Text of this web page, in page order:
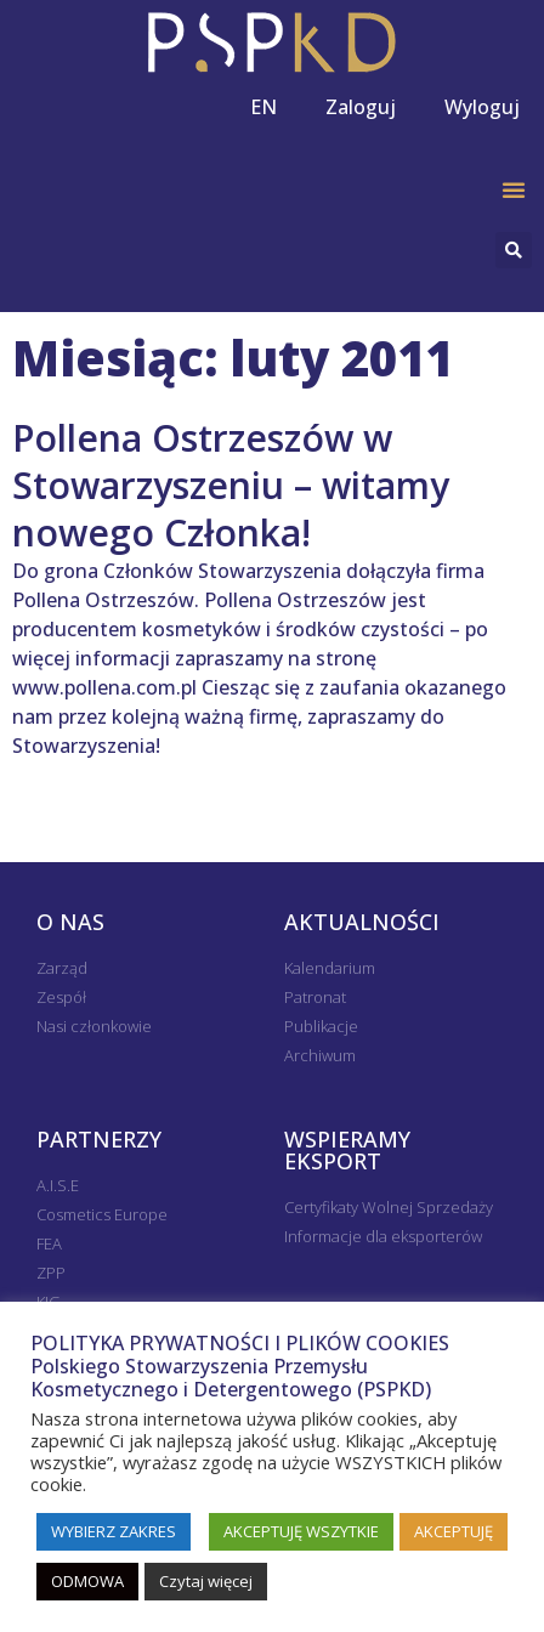
EN Zaloguj Wyloguj
Miesiąc: luty 2011
Pollena Ostrzeszów w
Stowarzyszeniu – witamy
nowego Członka!
Do grona Członków Stowarzyszenia dołączyła firma
Pollena Ostrzeszów. Pollena Ostrzeszów jest
producentem kosmetyków i środków czystości – po
więcej informacji zapraszamy na stronę
www.pollena.com.pl Ciesząc się z zaufania okazanego
nam przez kolejną ważną firmę, zapraszamy do
Stowarzyszenia!
O NAS
Zarząd
Zespół
Nasi członkowie
AKTUALNOŚCI
Kalendarium
Patronat
Publikacje
Archiwum
PARTNERZY
A.I.S.E
Cosmetics Europe
FEA
ZPP
KIG
WSPIERAMY
EKSPORT
Certyfikaty Wolnej Sprzedaży
Informacje dla eksporterów
Copyright © 2020 PSPKD All rights reserved Polskie
Stowarzyszenie Przemysłu Kosmetycznego i Detergentowego
POLITYKA PRYWATNOŚCI I PLIKÓW COOKIES
Polskiego Stowarzyszenia Przemysłu
Kosmetycznego i Detergentowego (PSPKD)
Nasza strona internetowa używa plików cookies, aby
zapewnić Ci jak najlepszą jakość usług. Klikając „Akceptuję
wszystkie”, wyrażasz zgodę na użycie WSZYSTKICH plików
cookie.
WYBIERZ ZAKRES AKCEPTUJĘ WSZYTKIE AKCEPTUJĘ
ODMOWA Czytaj więcej